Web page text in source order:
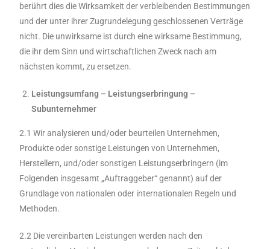
berührt dies die Wirksamkeit der verbleibenden Bestimmungen
und der unter ihrer Zugrundelegung geschlossenen Verträge
nicht. Die unwirksame ist durch eine wirksame Bestimmung,
die ihr dem Sinn und wirtschaftlichen Zweck nach am
nächsten kommt, zu ersetzen.
Leistungsumfang – Leistungserbringung –
Subunternehmer
2.1 Wir analysieren und/oder beurteilen Unternehmen,
Produkte oder sonstige Leistungen von Unternehmen,
Herstellern, und/oder sonstigen Leistungserbringern (im
Folgenden insgesamt „Auftraggeber“ genannt) auf der
Grundlage von nationalen oder internationalen Regeln und
Methoden.
2.2 Die vereinbarten Leistungen werden nach den